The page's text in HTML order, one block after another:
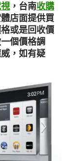
，台南收購
店面提供買
或是回收價
個價格調
，如有疑